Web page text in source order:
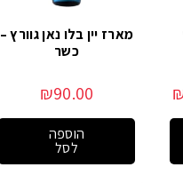
מארז יין בלו נאן גוורץ –
כשר
₪90.00
הוספה
לסל